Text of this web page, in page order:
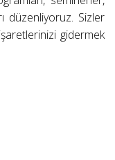
düzenliyoruz. Sizler
gidermek